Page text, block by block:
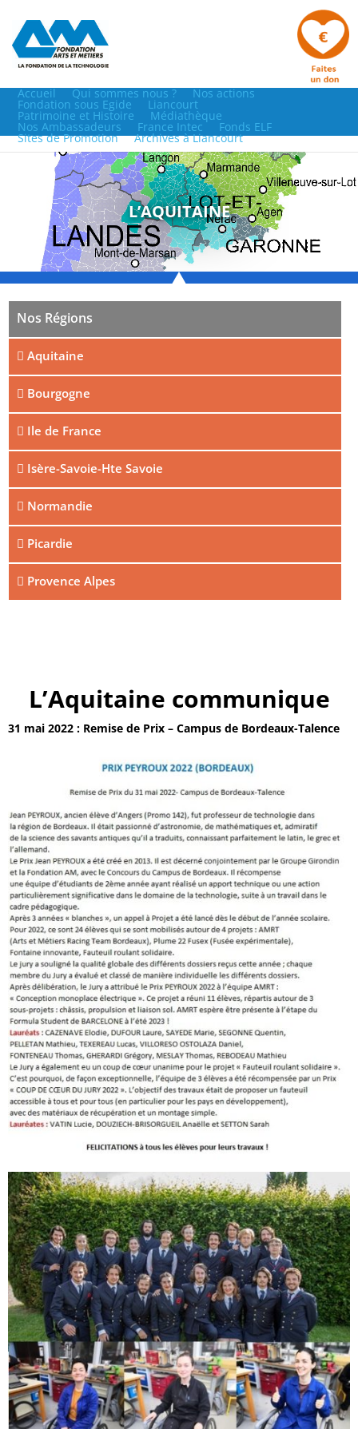
Accueil Qui sommes nous ? Nos actions
Fondation sous Egide Liancourt
Patrimoine et Histoire Médiathèque
Nos Ambassadeurs France Intec Fonds ELF
Sites de Promotion Archives à Liancourt
L’AQUITAINE
Nos Régions
Aquitaine
Bourgogne
Ile de France
Isère-Savoie-Hte Savoie
Normandie
Picardie
Provence Alpes
L’Aquitaine communique
31 mai 2022 : Remise de Prix – Campus de Bordeaux-Talence